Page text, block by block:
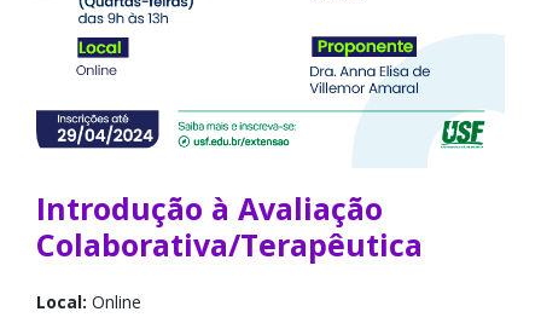
Introdução à Avaliação
Colaborativa/Terapêutica
Local: Online